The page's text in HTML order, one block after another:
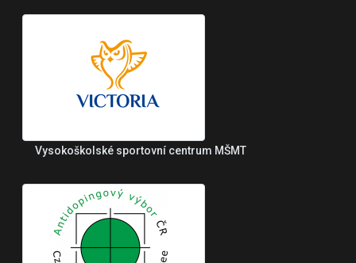
Vysokoškolské sportovní centrum MŠMT